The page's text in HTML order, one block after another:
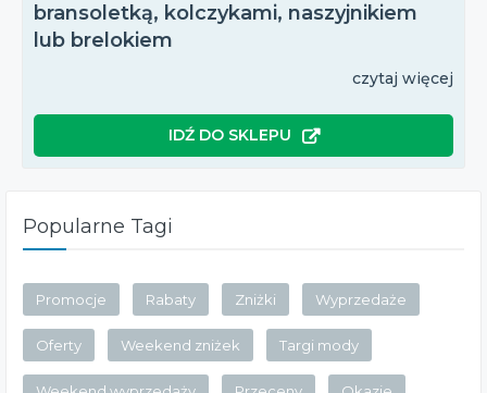
bransoletką, kolczykami, naszyjnikiem
lub brelokiem
czytaj więcej
IDŹ DO SKLEPU
Popularne Tagi
Promocje Rabaty Zniżki Wyprzedaże
Oferty Weekend zniżek Targi mody